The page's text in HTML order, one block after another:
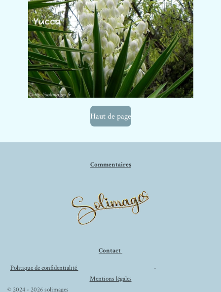
Haut de page
Commentaires
Contact
Politique de confidentialité
-
Mentions légales
© 2024 - 2026 solimages